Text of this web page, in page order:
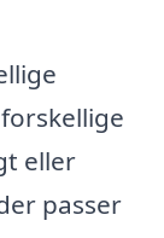
eller
passer